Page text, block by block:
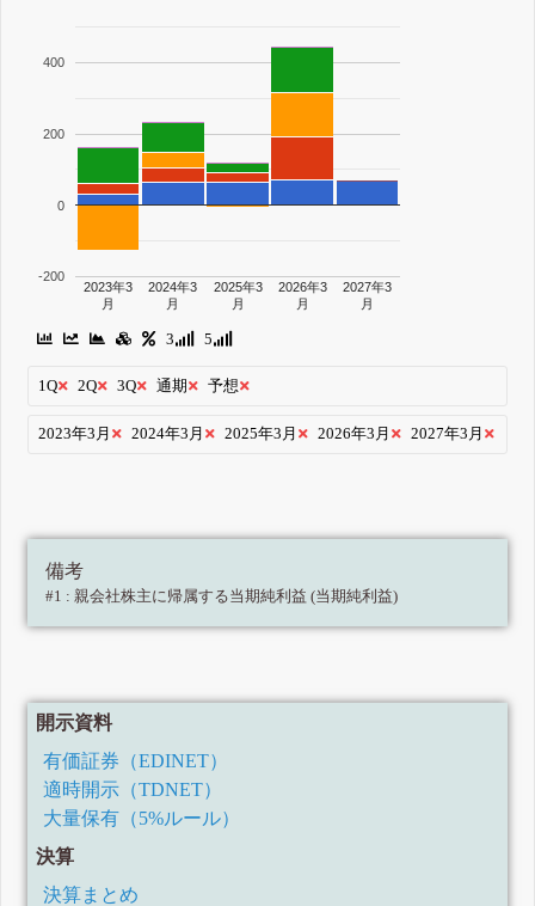
2023年3
月
2024年3
月
2025年3
月
2026年3
月
2027年3
月
-200
0
200
400
3 5
1Q 2Q 3Q 通期 予想
2023年3月 2024年3月 2025年3月 2026年3月 2027年3月
備考
#1 : 親会社株主に帰属する当期純利益 (当期純利益)
開示資料
有価証券（EDINET）
適時開示（TDNET）
大量保有（5%ルール）
決算
決算まとめ